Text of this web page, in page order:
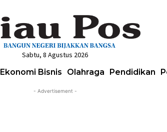
Sabtu, 8 Agustus 2026
Ekonomi Bisnis Olahraga Pendidikan
- Advertisement -